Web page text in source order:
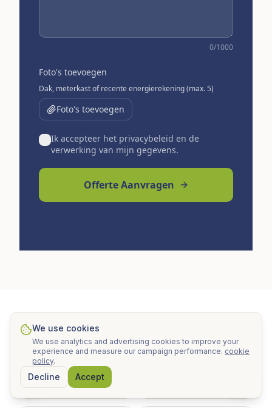
0/1000
Foto's toevoegen
Dak, meterkast of recente energierekening (max. 5)
Foto's toevoegen
Ik accepteer het privacybeleid en de
verwerking van mijn gegevens.
Offerte Aanvragen
Officiële Bronnen & Partners
IDAE.es Junta de Andalucía
EU Solar Energy
We use cookies
We use analytics and advertising cookies to improve your
experience and measure our campaign performance. cookie
policy.
Decline Accept